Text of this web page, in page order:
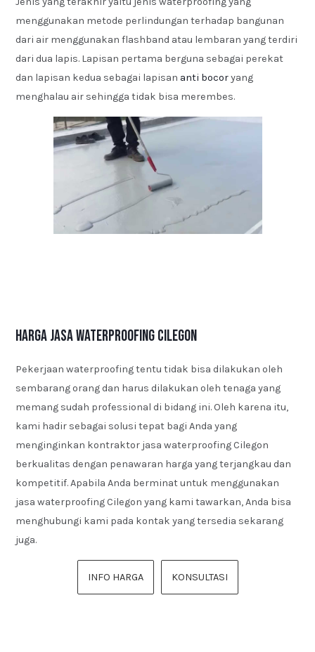
menggunakan metode perlindungan terhadap bangunan
dari air menggunakan flashband atau lembaran yang terdiri
dari dua lapis. Lapisan pertama berguna sebagai perekat
dan lapisan kedua sebagai lapisan anti bocoryang
menghalau air sehingga tidak bisa merembes.
Harga Jasa Waterproofing Cilegon
Pekerjaan waterproofing tentu tidak bisa dilakukan oleh
sembarang orang dan harus dilakukan oleh tenaga yang
memang sudah professional di bidang ini. Oleh karena itu,
kami hadir sebagai solusi tepat bagi Anda yang
menginginkan kontraktor jasa waterproofing Cilegon
berkualitas dengan penawaran harga yang terjangkau dan
kompetitif. Apabila Anda berminat untuk menggunakan
jasa waterproofing Cilegon yang kami tawarkan, Anda bisa
menghubungi kami pada kontak yang tersedia sekarang
juga.
INFO HARGA KONSULTASI